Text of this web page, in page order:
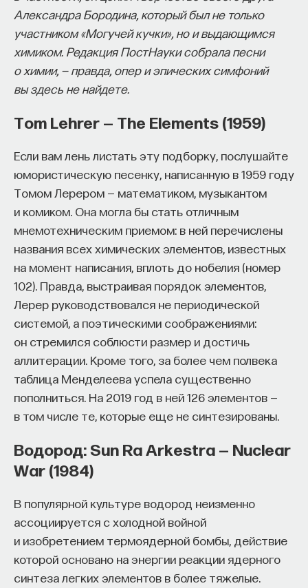
Александра Бородина, который был не только
участником «Могучей кучки», но и выдающимся
химиком. Редакция ПостНауки собрала песни
о химии, — правда, опер и эпических симфоний
вы здесь не найдете.
Tom Lehrer — The Elements (1959)
Если вам лень листать эту подборку, послушайте
юмористическую песенку, написанную в 1959 году
Томом Лерером — математиком, музыкантом
и комиком. Она могла бы стать отличным
мнемотехническим приемом: в ней перечислены
названия всех химических элементов, известных
на момент написания, вплоть до нобелия (номер
102). Правда, выстраивая порядок элементов,
Лерер руководствовался не периодической
системой, а поэтическими соображениями:
он стремился соблюсти размер и достичь
аллитерации. Кроме того, за более чем полвека
таблица Менделеева успела существенно
пополниться. На 2019 год в ней 126 элементов —
в том числе те, которые еще не синтезированы.
Водород: Sun Ra Arkestra — Nuclear
War (1984)
В популярной культуре водород неизменно
ассоциируется с холодной войной
и изобретением термоядерной бомбы, действие
которой основано на энергии реакции ядерного
синтеза легких элементов в более тяжелые.
восполнялись и мы просыпались отдохнувшими.
Ответы на эти и другие вопросы можно найти,
записавшисьна курс «Наука сна: как управлять
своим сном» .
во сне
— Заботиться о качестве своего сна
— Определять, какими способами можно
улучшить свой сон
— Использовать когнитивно-поведенческую
терапию и другие подходы при нарушениях
сна
Автор курса:Михаил Полуэктов— врач-
сомнолог, доцент кафедры нервных
болезней и нейрохирургии Первого МГМУ
им. И. М. Сеченова, заведующий отделением
медицины сна университетской клинической
больницы № 3.
3/10/2025
НАД МАТЕРИАЛОМ РАБОТАЛИ